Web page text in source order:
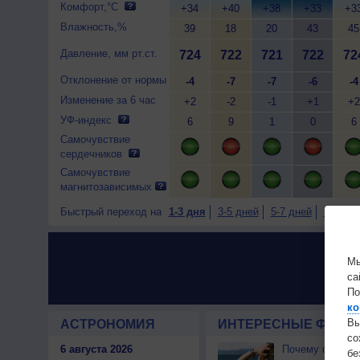
Комфорт,°C
Влажность,%
Давление, мм рт.ст.
Отклонение от нормы
Изменение за 6 час
УФ-индекс
Самочувствие
сердечников
Самочувствие
магнитозависимых
+34
39
724
-4
+2
6
+40
18
722
-7
-2
9
+38
20
721
-7
-1
1
+33
43
722
-6
+1
0
45
-4
+2
6
Быстрый переход на 1-3 дня 3-5 дней 5-7 дней 7-9 дней
АСТРОНОМИЯ
6 августа 2026
ИНТЕРЕСНЫЕ
Почему